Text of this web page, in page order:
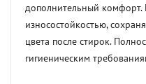
дополнительный
износостойкостью,
цвета после стирок.
гигиеническим